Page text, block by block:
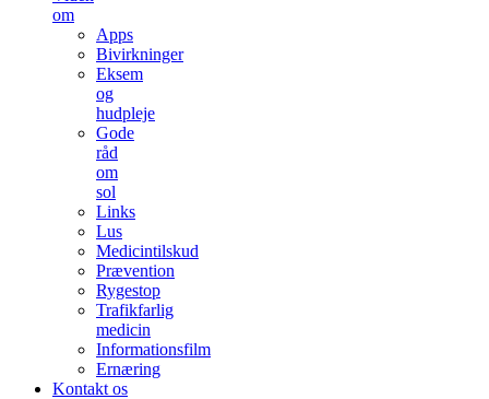
om
Apps
Bivirkninger
Eksem
og
hudpleje
Gode
råd
om
sol
Links
Lus
Medicintilskud
Prævention
Rygestop
Trafikfarlig
medicin
Informationsfilm
Ernæring
Kontakt os